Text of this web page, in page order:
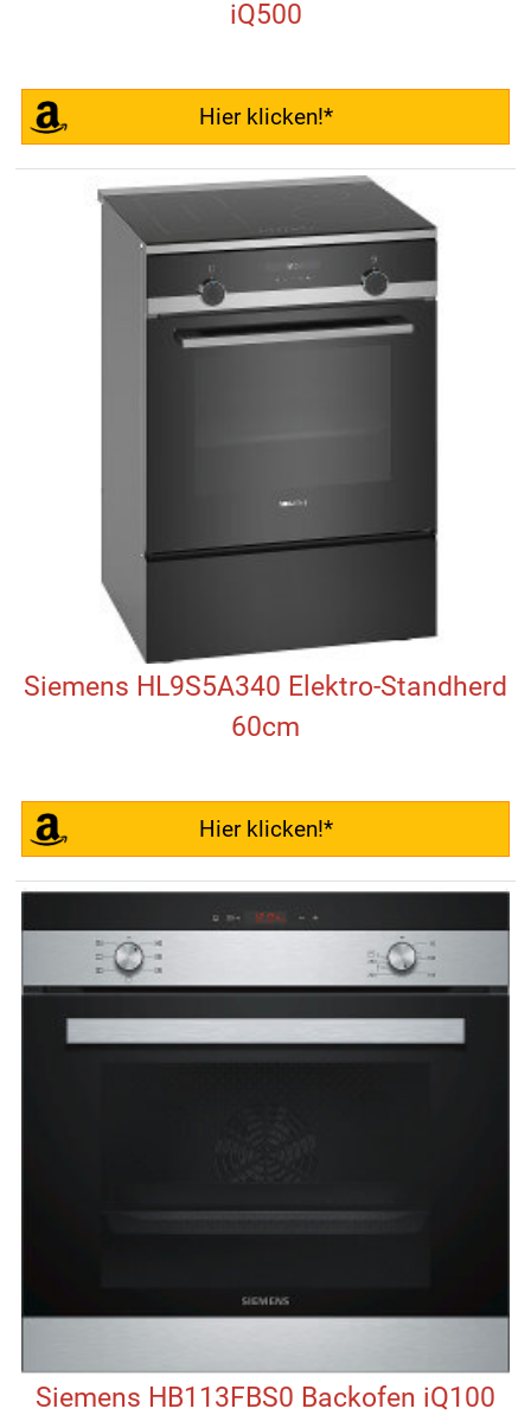
iQ500
Hier klicken!*
Siemens HL9S5A340 Elektro-Standherd
60cm
Hier klicken!*
Siemens HB113FBS0 Backofen iQ100